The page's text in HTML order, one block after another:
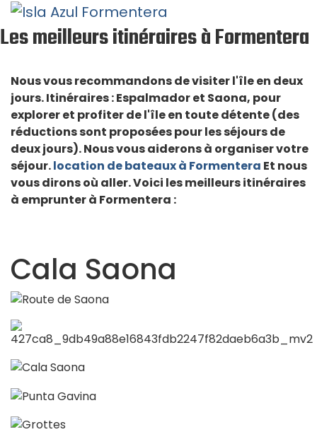
Les meilleurs itinéraires à Formentera
Nous vous recommandons de visiter l'île en deux
jours. Itinéraires : Espalmador et Saona, pour
explorer et profiter de l'île en toute détente (des
réductions sont proposées pour les séjours de
deux jours). Nous vous aiderons à organiser votre
séjour.location de bateaux à Formentera Et nous
vous dirons où aller. Voici les meilleurs itinéraires
à emprunter à Formentera :
Cala Saona